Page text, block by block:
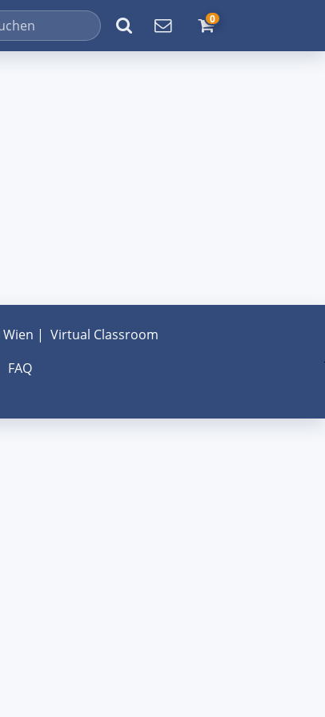
0
Wien | Virtual Classroom
FAQ